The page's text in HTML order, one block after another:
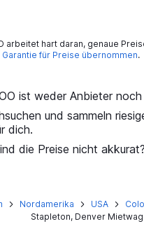
arbeitet hart daran, genaue
für Preise übernommen.
ist weder Anbieter noch
und sammeln
dich.
die Preise nicht akkurat?
Nordamerika USA
Stapleton, Denver